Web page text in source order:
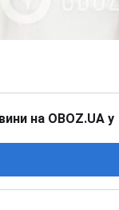
на OBOZ.UA у